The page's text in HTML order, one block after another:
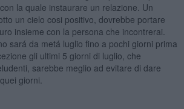
la quale instaurare un relazione. Un
un cielo cosi positivo, dovrebbe portare
insieme con la persona che incontrerai.
sará da metá luglio fino a pochi giorni prima
gli ultimi 5 giorni di luglio, che
sarebbe meglio ad evitare di dare
giorni.